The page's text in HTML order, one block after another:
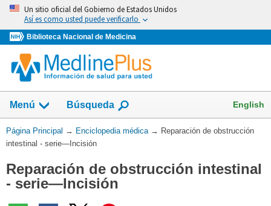
Omita
vaya
al
Contenido
Un sitio oficial del Gobierno de Estados Unidos
Así es como usted puede verificarlo
Biblioteca Nacional de Medicina
Menú Búsqueda English
Usted
está
Página Principal → Enciclopedia médica → Reparación de obstrucción
intestinal - serie—Incisión
Reparación de obstrucción intestinal
- serie—Incisión